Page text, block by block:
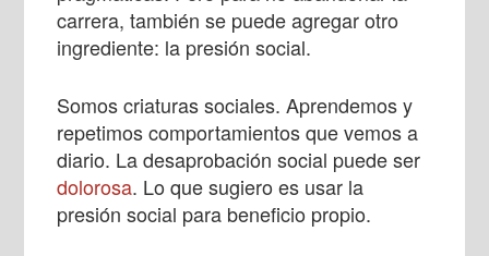
carrera, también se puede agregar otro
ingrediente: la presión social.
Somos criaturas sociales. Aprendemos y
repetimos comportamientos que vemos a
diario. La desaprobación social puede ser
dolorosa. Lo que sugiero es usar la
presión social para beneficio propio.